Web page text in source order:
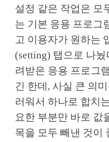
설정 같은 작업은 모
는 기본 응용 프로그
고 이용자가 원하는
(setting) 탭으로 나
려받은 응용 프로그
긴 한데, 사실 큰 의
러워서 하나로 합치
요한 부분만 바로 값
목을 모두 빼낸 것이